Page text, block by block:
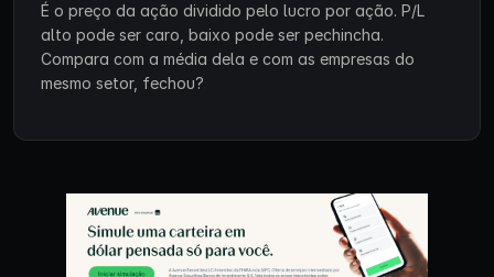
É o preço da ação dividido pelo lucro por ação. P/L
alto pode ser caro, baixo pode ser pechincha.
Compara com a média dela e com as empresas do
mesmo setor, fechou?